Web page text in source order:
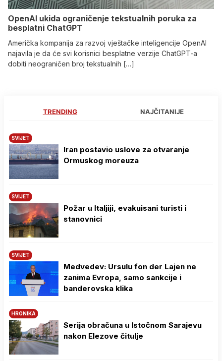
OpenAI ukida ograničenje tekstualnih poruka za
besplatni ChatGPT
Američka kompanija za razvoj vještačke inteligencije OpenAI
najavila je da će svi korisnici besplatne verzije ChatGPT-a
dobiti neograničen broj tekstualnih […]
TRENDING NAJČITANIJE
SVIJET
Iran postavio uslove za otvaranje
Ormuskog moreuza
SVIJET
Požar u Italjiji, evakuisani turisti i
stanovnici
SVIJET
Medvedev: Ursulu fon der Lajen ne
zanima Evropa, samo sankcije i
banderovska klika
HRONIKA
Serija obračuna u Istočnom Sarajevu
nakon Elezove čitulje